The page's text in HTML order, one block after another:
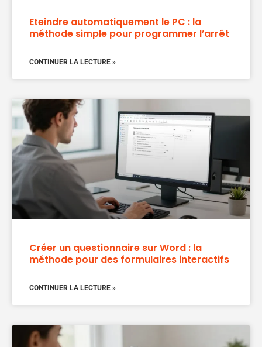
Eteindre automatiquement le PC : la
méthode simple pour programmer l’arrêt
CONTINUER LA LECTURE »
Créer un questionnaire sur Word : la
méthode pour des formulaires interactifs
CONTINUER LA LECTURE »